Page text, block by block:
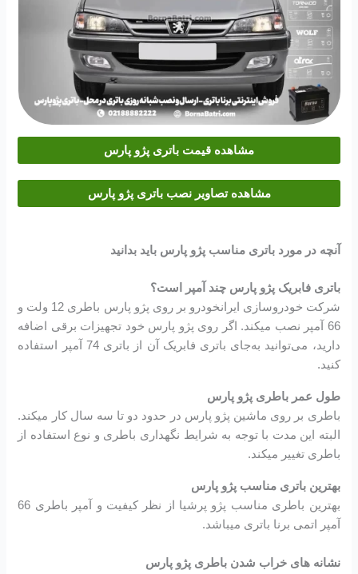
مشاهده قیمت باتری پژو پارس
مشاهده تصاویر نصب باتری پژو پارس
آنچه در مورد باتری مناسب پژو پارس باید بدانید
باتری فابریک پژو پارس چند آمپر است؟
شرکت خودروسازی ایرانخودرو بر روی پژو پارس باطری 12 ولت و
66 آمپر نصب میکند. اگر روی پژو پارس خود تجهیزات برقی اضافه
دارید، می‌توانید به‌جای باتری فابریک آن از باتری 74 آمپر استفاده
کنید.
طول عمر باطری پژو پارس
باطری بر روی ماشین پژو پارس در حدود دو تا سه سال کار میکند.
البته این مدت با توجه به شرایط نگهداری باطری و نوع استفاده از
باطری تغییر میکند.
بهترین باتری مناسب پژو پارس
بهترین باطری مناسب پژو پرشیا از نظر کیفیت و آمپر باطری 66
آمپر اتمی برنا باتری میباشد.
نشانه های خراب شدن باطری پژو پارس